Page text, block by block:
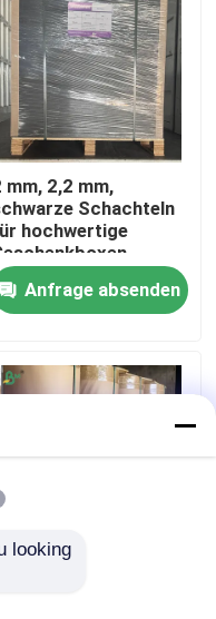
mm, 2,2 mm,
Schachteln
hochwertige
Anfrage absenden
looking